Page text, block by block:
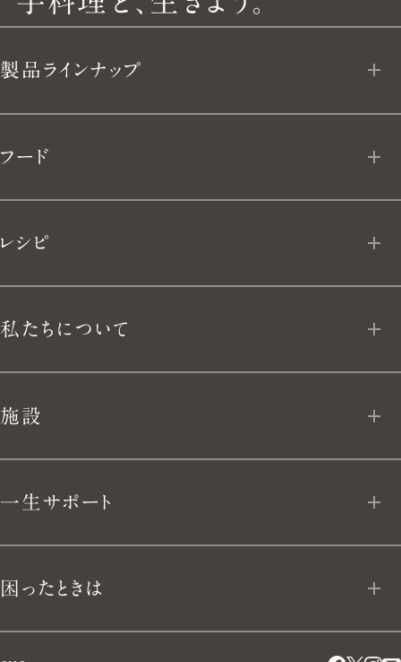
と、
生
き
よ
う。
製品ラインナップ
ライスポット
フライパン
ユキヒラ
キッチンナイフ
キッチンアイテム
フード
レシピ
App Download
私たちについて
VERMICULAR BRAND POLICY 10
採用情報
施設
VERMICULAR NEWoMan TAKANAWA
一生サポート
リペアプログラム
困ったときは